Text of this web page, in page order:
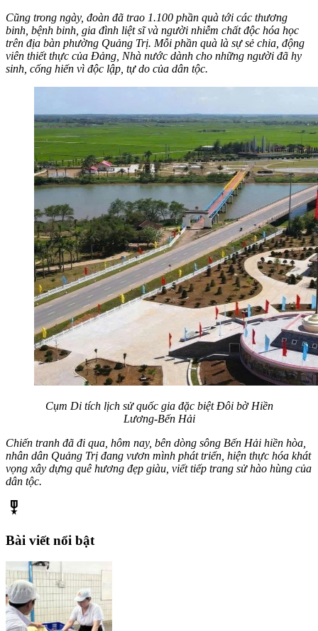
Cũng trong ngày, đoàn đã trao 1.100 phần quà tới các thương
binh, bệnh binh, gia đình liệt sĩ và người nhiễm chất độc hóa học
trên địa bàn phường Quảng Trị. Mỗi phần quà là sự sẻ chia, động
viên thiết thực của Đảng, Nhà nước dành cho những người đã hy
sinh, cống hiến vì độc lập, tự do của dân tộc.
Cụm Di tích lịch sử quốc gia đặc biệt Đôi bờ Hiền
Lương-Bến Hải
Chiến tranh đã đi qua, hôm nay, bên dòng sông Bến Hải hiền hòa,
nhân dân Quảng Trị đang vươn mình phát triển, hiện thực hóa khát
vọng xây dựng quê hương đẹp giàu, viết tiếp trang sử hào hùng của
dân tộc.
military_tech
Bài viết nổi bật